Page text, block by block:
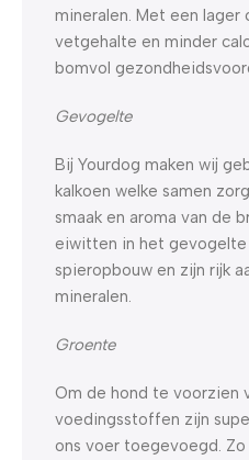
mineralen. Met een lager
vetgehalte en minder
bomvol
Gevogelte
Bij Yourdog maken wij
kalkoen welke samen
smaak en aroma van de
eiwitten in het
spieropbouw en zijn rijk
mineralen.
Groente
Om de hond te voorzien
voedingsstoffen zijn
ons voer toegevoegd.